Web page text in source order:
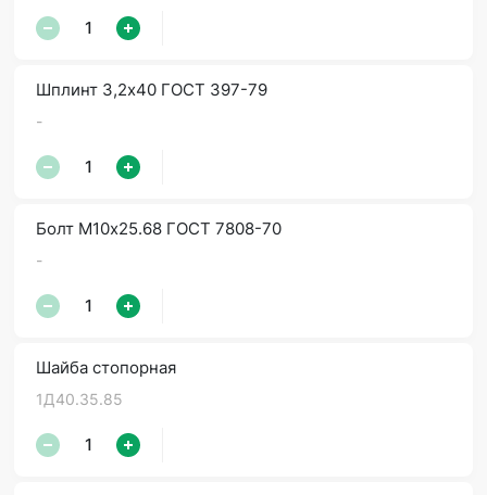
Шплинт 3,2х40 ГОСТ 397-79
-
Болт М10х25.68 ГОСТ 7808-70
-
Шайба стопорная
1Д40.35.85